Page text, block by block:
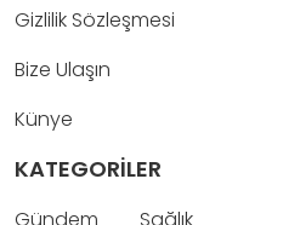
Gizlilik Sözleşmesi
Bize Ulaşın
Künye
KATEGORİLER